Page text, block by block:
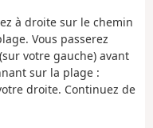
à droite sur le chemin
Vous passerez
votre gauche) avant
sur la plage :
droite. Continuez de